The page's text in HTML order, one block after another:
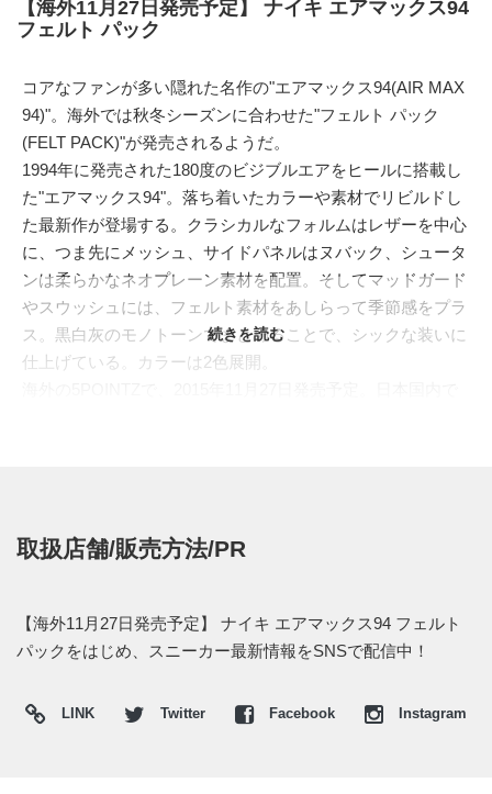
【海外11月27日発売予定】 ナイキ エアマックス94
フェルト パック
コアなファンが多い隠れた名作の"エアマックス94(AIR MAX
94)"。海外では秋冬シーズンに合わせた"フェルト パック
(FELT PACK)"が発売されるようだ。
1994年に発売された180度のビジブルエアをヒールに搭載し
た"エアマックス94"。落ち着いたカラーや素材でリビルドし
た最新作が登場する。クラシカルなフォルムはレザーを中心
に、つま先にメッシュ、サイドパネルはヌバック、シュータ
ンは柔らかなネオプレーン素材を配置。そしてマッドガード
やスウッシュには、フェルト素材をあしらって季節感をプラ
ス。黒白灰のモノトーンでまとめることで、シックな装いに
仕上げている。カラーは2色展開。
続きを読む
取扱店舗/販売方法/PR
【海外11月27日発売予定】 ナイキ エアマックス94 フェルト
パックをはじめ、スニーカー最新情報をSNSで配信中！
LINK Twitter Facebook Instagram